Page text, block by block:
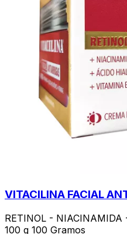
VITACILINA FACIAL
RETINOL - NIACINAMIDA
100 g 100 Gramos